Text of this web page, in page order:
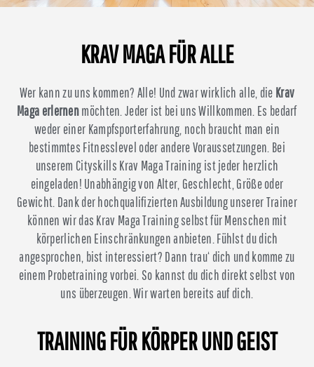
KRAV MAGA FÜR ALLE
Wer kann zu uns kommen? Alle! Und zwar wirklich alle, die Krav
Maga erlernenmöchten. Jeder ist bei uns Willkommen. Es bedarf
weder einer Kampfsporterfahrung, noch braucht man ein
bestimmtes Fitnesslevel oder andere Voraussetzungen. Bei
unserem Cityskills Krav Maga Training ist jeder herzlich
eingeladen! Unabhängig von Alter, Geschlecht, Größe oder
Gewicht. Dank der hochqualifizierten Ausbildung unserer Trainer
können wir das Krav Maga Training selbst für Menschen mit
körperlichen Einschränkungen anbieten. Fühlst du dich
angesprochen, bist interessiert? Dann trau‘ dich und komme zu
einem Probetraining vorbei. So kannst du dich direkt selbst von
uns überzeugen. Wir warten bereits auf dich.
TRAINING FÜR KÖRPER UND GEIST